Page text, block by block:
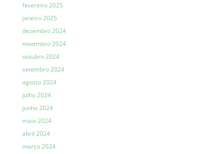
fevereiro 2025
janeiro 2025
dezembro 2024
novembro 2024
outubro 2024
setembro 2024
agosto 2024
julho 2024
junho 2024
maio 2024
abril 2024
março 2024